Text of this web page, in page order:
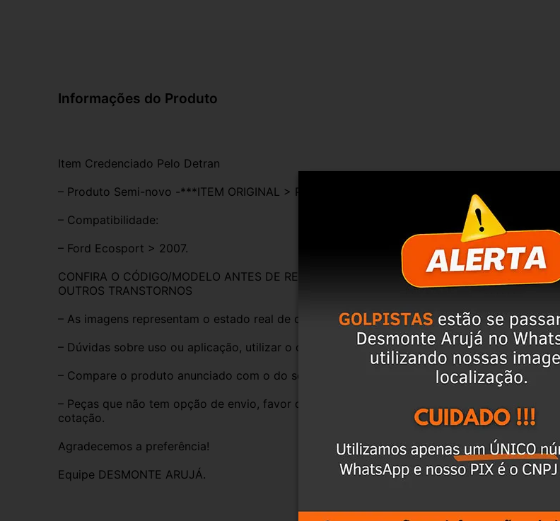
Informações do Produto
Item Credenciado Pelo Detran
– Produto Semi-novo -***ITEM ORIGINAL > PRONTO PARA USO***
– Compatibilidade:
– Ford Ecosport > 2007.
CONFIRA O CÓDIGO/MODELO ANTES DE REALIZAR A COMPRA, ISSO EVITA DEVOLUÇÕES E
OUTROS TRANSTORNOS
– As imagens representam o estado real de conservação da peça;
– Dúvidas sobre uso ou aplicação, utilizar o campo de perguntas;
– Compare o produto anunciado com o do seu veículo, para evitar trocas;
– Peças que não tem opção de envio, favor deixar o CEP na área de perguntas para realizar
cotação.
Agradecemos a preferência!
Equipe DESMONTE ARUJÁ.